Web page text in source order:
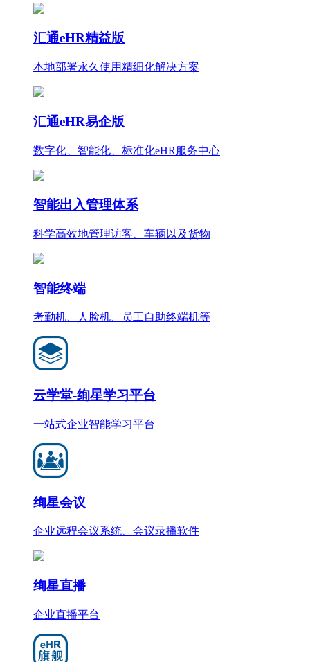
汇通eHR精益版
本地部署永久使用精细化解决方案
汇通eHR易企版
数字化、智能化、标准化eHR服务中心
智能出入管理体系
科学高效地管理访客、车辆以及货物
智能终端
考勤机、人脸机、员工自助终端机等
云学堂-绚星学习平台
一站式企业智能学习平台
绚星会议
企业远程会议系统、会议录播软件
绚星直播
企业直播平台